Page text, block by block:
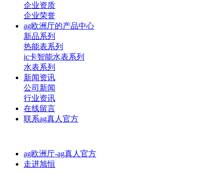
企业资质
企业荣誉
ag欧洲厅的产品中心
新品系列
热能表系列
ic卡智能水表系列
水表系列
新闻资讯
公司新闻
行业资讯
在线留言
联系ag真人官方
ag欧洲厅-ag真人官方
走进旭恒